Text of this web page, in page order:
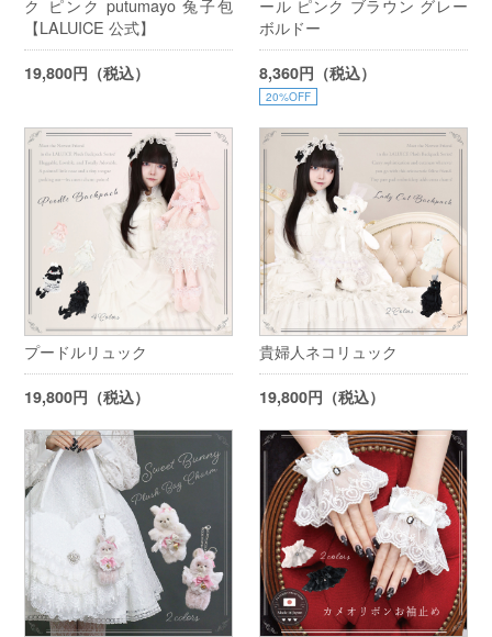
ク ピンク putumayo 兔子包
【LALUICE 公式】
19,800円（税込）
ール ピンク ブラウン グレー
ボルドー
8,360円（税込）
20%OFF
プードルリュック
19,800円（税込）
貴婦人ネコリュック
19,800円（税込）